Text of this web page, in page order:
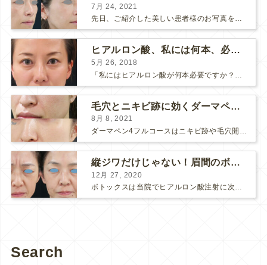
7月 24, 2021
先日、ご紹介した美しい患者様のお写真を使わせていただいて、おでこのヒアルロン酸注射について説明します。 （≫ 写真の患者様の経過はこちら『２年間で若返って綺麗になられた患者様』） なぜおでこに...
ヒアルロン酸、私には何本、必要ですか？
5月 26, 2018
毛穴とニキビ跡に効くダーマペン４フルコース
8月 8, 2021
ダーマペン4フルコースはニキビ跡や毛穴開きで悩まれている方に自信を持ってお勧めできる美肌治療です。 ↑ ダーマペン4フルコースを4回行いました。 ニキビ跡と毛穴開きが改善して肌のキメが整いまし...
縦ジワだけじゃない！眉間のボトックス注射
12月 27, 2020
ボトックスは当院でヒアルロン酸注射に次いで人気のある治療です。 私自身、美容治療が制限されていた妊娠・授乳中に一番やりたかったのはボトックスで、 「ボトックスが世の中から無くなったら困る！」と...
Search